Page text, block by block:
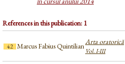
References in this publication: 1
42 Marcus Fabius QuintilianArta oratorică
Vol. I-III